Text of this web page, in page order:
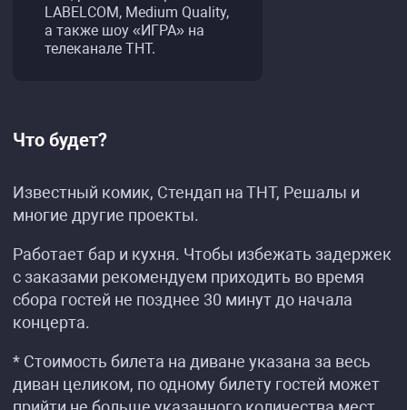
LABELCOM, Medium Quality,
а также шоу «ИГРА» на
телеканале ТНТ.
Что будет?
Известный комик, Стендап на ТНТ, Решалы и
многие другие проекты.
Работает бар и кухня. Чтобы избежать задержек
с заказами рекомендуем приходить во время
сбора гостей не позднее 30 минут до начала
концерта.
* Стоимость билета на диване указана за весь
диван целиком, по одному билету гостей может